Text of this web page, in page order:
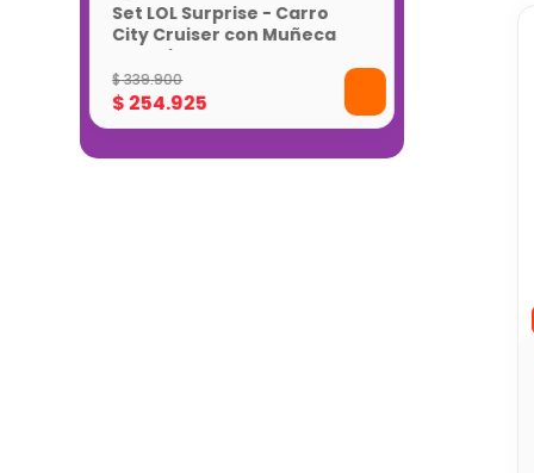
Set LOL Surprise - Carro
City Cruiser con Muñeca
Exclusiva
$339.900
$254.925